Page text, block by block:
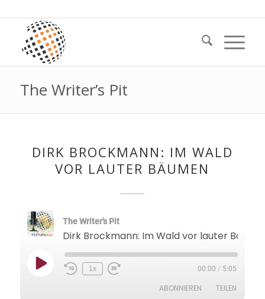
The Writer’s Pit
DIRK BROCKMANN: IM WALD
VOR LAUTER BÄUMEN
The Writer's Pit
Dirk Brockmann: Im Wald vor lauter
Play
Episode
1x 00:00 / 5:05
ABONNIEREN TEILEN